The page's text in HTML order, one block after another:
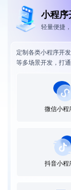
小程序
轻量便捷
定制各类小程序开
等多场景开发，打
微信小程
抖音小程